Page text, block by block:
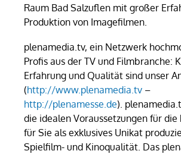
Raum Bad Salzuflen mit großer
Produktion von Imagefilmen.
plenamedia.tv, ein Netzwerk
Profis aus der TV und Filmbranche:
Erfahrung und Qualität sind unser
(http://www.plenamedia.tv –
http://plenamesse.de).
die idealen Voraussetzungen für die
für Sie als exklusives Unikat
Spielfilm- und Kinoqualität. Das